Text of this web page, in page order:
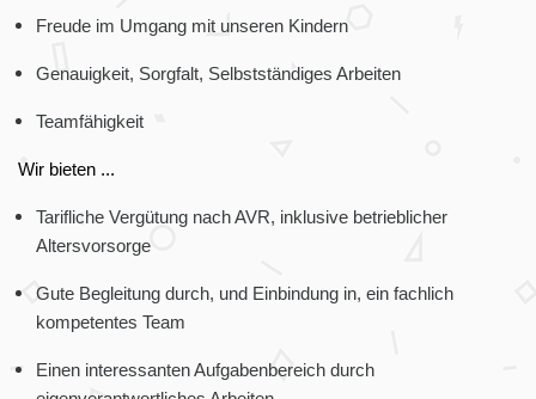
Freude im Umgang mit unseren Kindern
Genauigkeit, Sorgfalt, Selbstständiges Arbeiten
Teamfähigkeit
Wir bieten ...
Tarifliche Vergütung nach AVR, inklusive betrieblicher
Altersvorsorge
Gute Begleitung durch, und Einbindung in, ein fachlich
kompetentes Team
Einen interessanten Aufgabenbereich durch